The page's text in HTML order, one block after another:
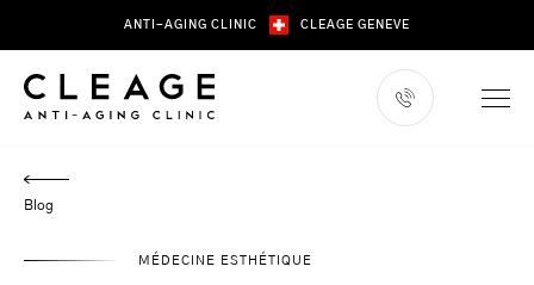
content
ANTI-AGING CLINIC CLEAGE GENEVE
Blog
MÉDECINE ESTHÉTIQUE